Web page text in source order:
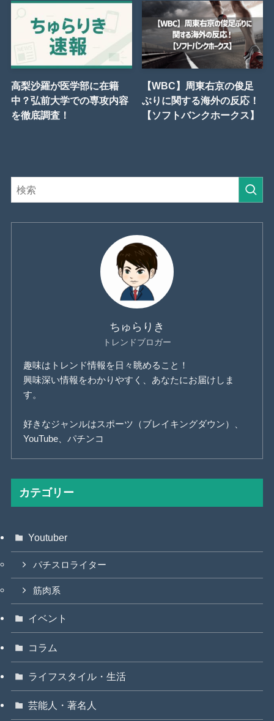
高梨沙羅が医学部に在籍
中？弘前大学での専攻内容
を徹底調査！
【WBC】周東右京の俊足
ぶりに関する海外の反応！
【ソフトバンクホークス】
ちゅらりき
トレンドブロガー
趣味はトレンド情報を日々眺めること！
興味深い情報をわかりやすく、あなたにお届けしま
す。
好きなジャンルはスポーツ（ブレイキングダウン）、
YouTube、パチンコ
カテゴリー
Youtuber
パチスロライター
筋肉系
イベント
コラム
ライフスタイル・生活
芸能人・著名人